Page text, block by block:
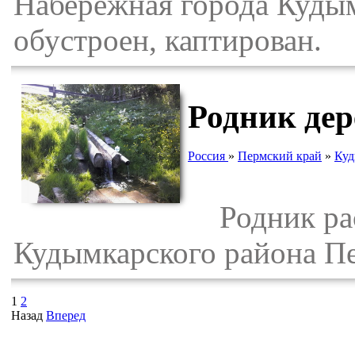
обустроен, каптирован.
Родник
Россия » Пермский край »
Родник
Кудымкарского района
1 2
Назад Вперед